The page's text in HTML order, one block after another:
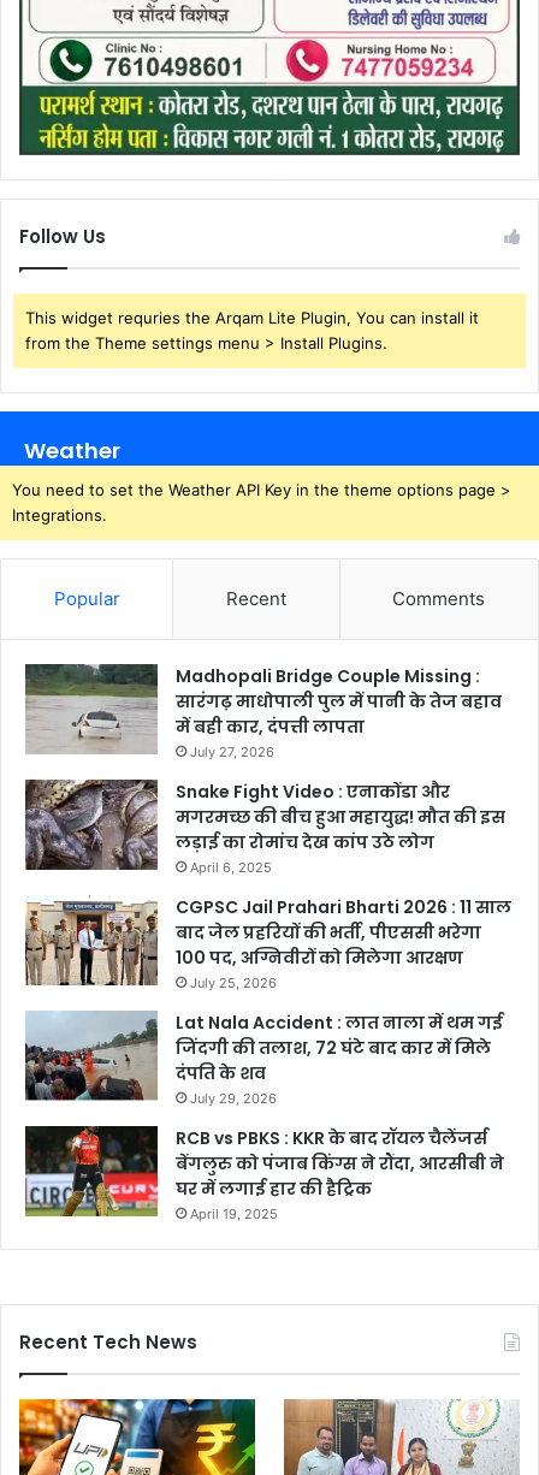
Follow Us
This widget requries the Arqam Lite Plugin, You can install it
from the Theme settings menu > Install Plugins.
Weather
You need to set the Weather API Key in the theme options page >
Integrations.
Popular Recent Comments
Madhopali Bridge Couple Missing :
सारंगढ़ माधोपाली पुल में पानी के तेज बहाव
में बही कार, दंपत्ती लापता
July 27, 2026
Snake Fight Video : एनाकोंडा और
मगरमच्छ की बीच हुआ महायुद्ध! मौत की इस
लड़ाई का रोमांच देख कांप उठे लोग
April 6, 2025
CGPSC Jail Prahari Bharti 2026 : 11 साल
बाद जेल प्रहरियों की भर्ती, पीएससी भरेगा
100 पद, अग्निवीरों को मिलेगा आरक्षण
July 25, 2026
Lat Nala Accident : लात नाला में थम गई
जिंदगी की तलाश, 72 घंटे बाद कार में मिले
दंपति के शव
July 29, 2026
RCB vs PBKS : KKR के बाद रॉयल चैलेंजर्स
बेंगलुरु को पंजाब किंग्स ने रौंदा, आरसीबी ने
घर में लगाई हार की हैट्रिक
April 19, 2025
Recent Tech News